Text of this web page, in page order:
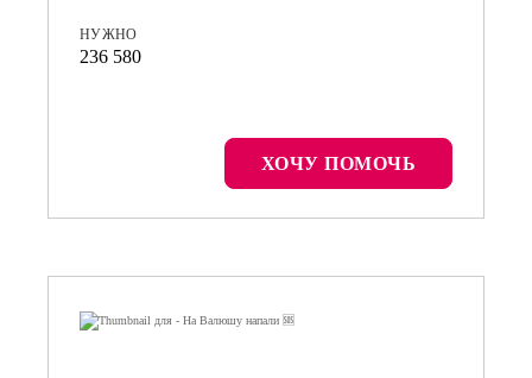
НУЖНО
236 580
ХОЧУ ПОМОЧЬ